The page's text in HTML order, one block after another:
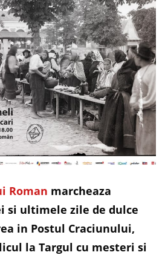
Roman marcheaza
si ultimele zile de dulce
in Postul Craciunului,
la Targul cu mesteri si